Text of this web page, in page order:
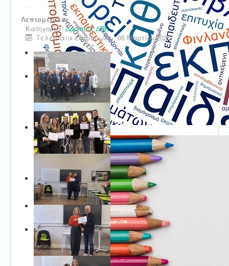
Λεπτομέρειες
Κατηγορία: Δράσεις ΔΠΕ
Τελευταία ενημέρωση : 05 Μαρτίου 2026